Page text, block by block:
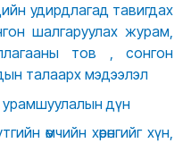
удирдлагад тавигдах
шалгаруулах журам,
тов , сонгон
талаарх мэдээлэл
урамшуулалын дүн
өмчийн хөрөнгийг хүн,